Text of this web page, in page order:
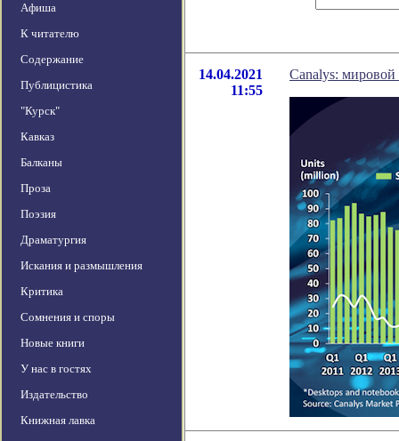
Афиша
К читателю
Содержание
Публицистика
"Курск"
Кавказ
Балканы
Проза
Поэзия
Драматургия
Искания и размышления
Критика
Сомнения и споры
Новые книги
У нас в гостях
Издательство
Книжная лавка
14.04.2021
11:55
Canalys: мировой